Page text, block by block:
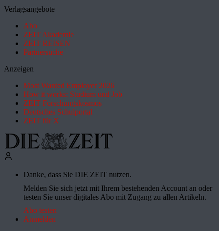
Verlagsangebote
Abo
ZEIT Akademie
ZEIT REISEN
Partnersuche
Anzeigen
Most Wanted Employer 2026
How it works: Studium und Job
ZEIT Forschungskosmos
Deutsches Schulportal
ZEIT für X
Danke, dass Sie DIE ZEIT nutzen.
Melden Sie sich jetzt mit Ihrem bestehenden Account an oder
testen Sie unser digitales Abo mit Zugang zu allen Artikeln.
Abo testen
Anmelden